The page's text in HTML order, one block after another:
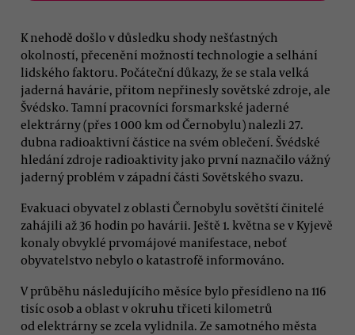
K nehodě došlo v důsledku shody nešťastných
okolností, přecenění možností technologie a selhání
lidského faktoru. Počáteční důkazy, že se stala velká
jaderná havárie, přitom nepřinesly sovětské zdroje, ale
Švédsko. Tamní pracovníci forsmarkské jaderné
elektrárny (přes 1 000 km od Černobylu) nalezli 27.
dubna radioaktivní částice na svém oblečení. Švédské
hledání zdroje radioaktivity jako první naznačilo vážný
jaderný problém v západní části Sovětského svazu.
Evakuaci obyvatel z oblasti Černobylu sovětští činitelé
zahájili až 36 hodin po havárii. Ještě 1. května se v Kyjevě
konaly obvyklé prvomájové manifestace, neboť
obyvatelstvo nebylo o katastrofě informováno.
V průběhu následujícího měsíce bylo přesídleno na 116
tisíc osob a oblast v okruhu třiceti kilometrů
od elektrárny se zcela vylidnila. Ze samotného města